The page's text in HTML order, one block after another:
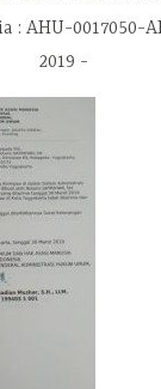
: AHU-0017050-
2019